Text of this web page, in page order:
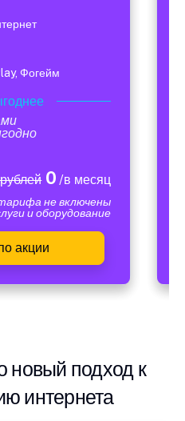
Фогейм
0 /в месяц
не включены
и оборудование
акции
новый подход к
интернета